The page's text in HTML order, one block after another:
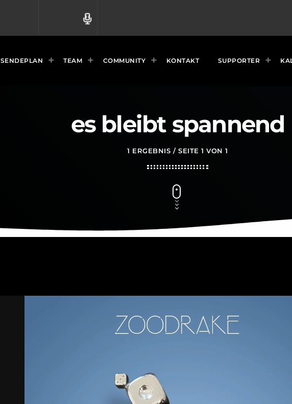
radio
SENDEPLAN TEAM COMMUNITY KONTAKT SUPPORTER
es bleibt spannend
1 ERGEBNIS / SEITE 1 VON 1